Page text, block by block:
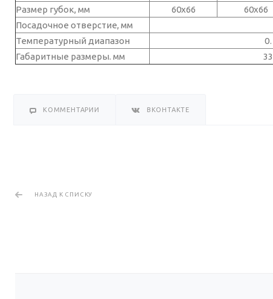
Размер губок, мм
60х66 60х66
Посадочное отверстие, мм
Температурный диапазон
Габаритные размеры. мм
КОММЕНТАРИИ ВКОНТАКТЕ
НАЗАД К СПИСКУ